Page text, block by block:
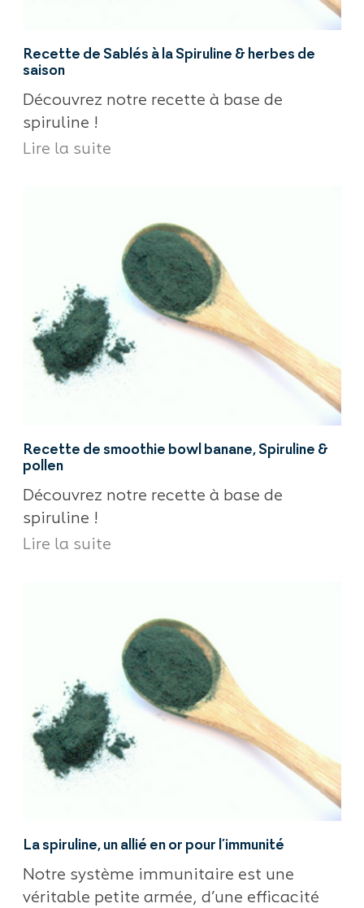
Recette de Sablés à la Spiruline & herbes de
saison
Découvrez notre recette à base de
spiruline !
Lire la suite
Recette de smoothie bowl banane, Spiruline &
pollen
Découvrez notre recette à base de
spiruline !
Lire la suite
La spiruline, un allié en or pour l’immunité
Notre système immunitaire est une
véritable petite armée, d’une efficacité